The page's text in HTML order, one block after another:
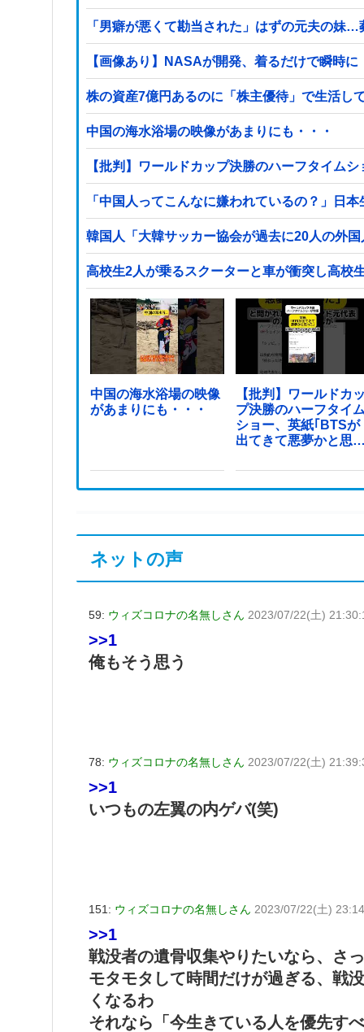
「男癖が悪くて勘当された」はずの元夫の妹
【画像あり】NASAが開発、着るだけで瞬時
株の資産7億円あるのに「株主優待」で生活し
中国の海水浴場の映像があまりにも・・・
【批判】ワールドカップ決勝のハーフタイム
「中国人ってこんなに嫌われているの？」日
韓国人「大韓サッカー協会が過去に20人の外
高校生2人が乗るスクーターと車が衝突し高校
中国の海水浴場の映像
があまりにも・・・
【批判】ワールドカ
プ決勝のハーフタイ
ショー、英紙｢BTSが
出てきて悪夢かと思
ネットの声
59: ウィズコロナの名無しさん 2023/07/22(土)
>>1
俺もそう思う
78: ウィズコロナの名無しさん 2023/07/22(土)
>>1
いつもの左翼の内ゲバ(笑)
151: ウィズコロナの名無しさん 2023/07/22(土)
>>1
戦没者の遺骨収集やりたいなら、さ
モタモタして時間だけが過ぎる、戦
くなるわ
それなら「今生きている人を優先す